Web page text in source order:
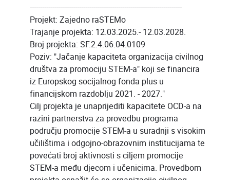
--------------------------------------------------------------------------
Projekt: Zajedno raSTEMo
Trajanje projekta: 12.03.2025.- 12.03.2028.
Broj projekta: SF.2.4.06.04.0109
Poziv: "Jačanje kapaciteta organizacija civilnog
društva za promociju STEM-a" koji se financira
iz Europskog socijalnog fonda plus u
financijskom razdoblju 2021. - 2027."
Cilj projekta je unaprijediti kapacitete OCD-a na
razini partnerstva za provedbu programa
području promocije STEM-a u suradnji s visokim
učilištima i odgojno-obrazovnim institucijama te
povećati broj aktivnosti s ciljem promocije
STEM-a među djecom i učenicima. Provedbom